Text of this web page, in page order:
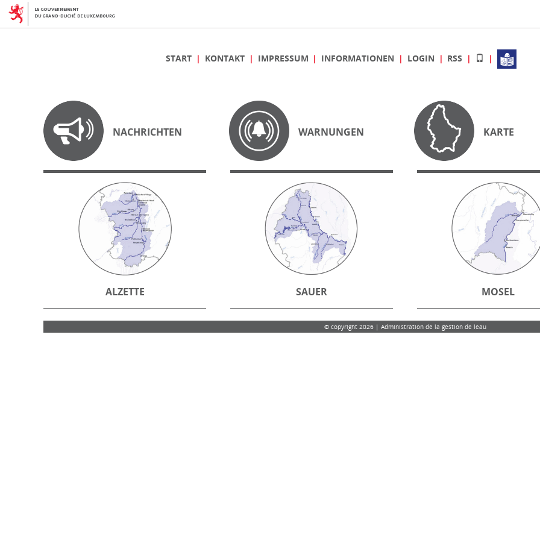
START KONTAKT IMPRESSUM INFORMATIONEN LOGIN RSS
NACHRICHTEN WARNUNGEN KARTE
ALZETTE SAUER MOSEL
© copyright 2026 | Administration de la gestion de leau